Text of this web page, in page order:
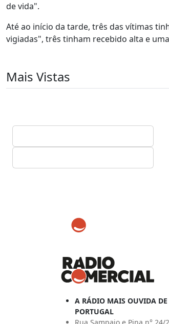
de vida".
Até ao início da tarde, três das vítimas
vigiadas", três tinham recebido alta e
Mais Vistas
A RÁDIO MAIS OUVIDA DE
PORTUGAL